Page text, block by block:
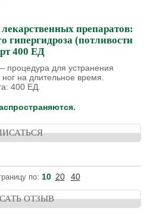
препаратов:
гипергидроза (потливости
400 ЕД
процедура для устранения
на длительное время.
400 ЕД.
по: 10 20 40
ОТЗЫВ